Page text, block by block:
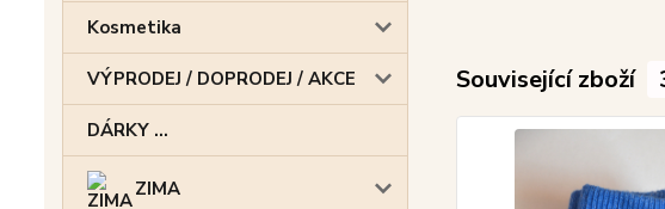
Kosmetika
VÝPRODEJ / DOPRODEJ / AKCE
DÁRKY ...
ZIMA
Související zboží